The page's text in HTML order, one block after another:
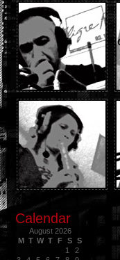
Calendar
August 2026
M T W T F S
S
1
2